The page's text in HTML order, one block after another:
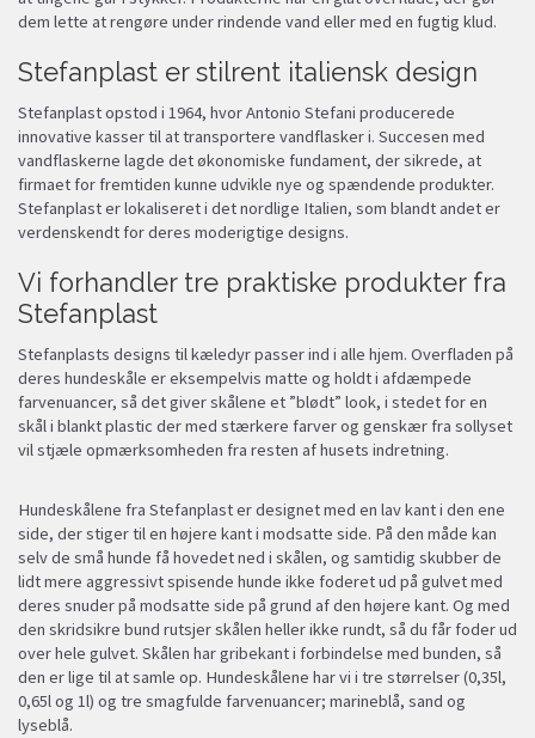
dem lette at rengøre under rindende vand eller med en fugtig klud.
Stefanplast er stilrent italiensk design
Stefanplast opstod i 1964, hvor Antonio Stefani producerede
innovative kasser til at transportere vandflasker i. Succesen med
vandflaskerne lagde det økonomiske fundament, der sikrede, at
firmaet for fremtiden kunne udvikle nye og spændende produkter.
Stefanplast er lokaliseret i det nordlige Italien, som blandt andet er
verdenskendt for deres moderigtige designs.
Vi forhandler tre praktiske produkter fra
Stefanplast
Stefanplasts designs til kæledyr passer ind i alle hjem. Overfladen på
deres hundeskåle er eksempelvis matte og holdt i afdæmpede
farvenuancer, så det giver skålene et ”blødt” look, i stedet for en
skål i blankt plastic der med stærkere farver og genskær fra sollyset
vil stjæle opmærksomheden fra resten af husets indretning.
Hundeskålene fra Stefanplast er designet med en lav kant i den ene
side, der stiger til en højere kant i modsatte side. På den måde kan
selv de små hunde få hovedet ned i skålen, og samtidig skubber de
lidt mere aggressivt spisende hunde ikke foderet ud på gulvet med
deres snuder på modsatte side på grund af den højere kant. Og med
den skridsikre bund rutsjer skålen heller ikke rundt, så du får foder ud
over hele gulvet. Skålen har gribekant i forbindelse med bunden, så
den er lige til at samle op. Hundeskålene har vi i tre størrelser (0,35l,
0,65l og 1l) og tre smagfulde farvenuancer; marineblå, sand og
lyseblå.